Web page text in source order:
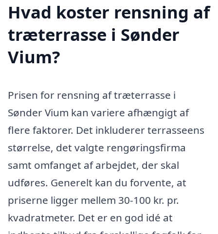
Hvad koster rensning af
træterrasse i Sønder
Vium?
Prisen for rensning af træterrasse i
Sønder Vium kan variere afhængigt af
flere faktorer. Det inkluderer terrasseens
størrelse, det valgte rengøringsfirma
samt omfanget af arbejdet, der skal
udføres. Generelt kan du forvente, at
priserne ligger mellem 30-100 kr. pr.
kvadratmeter. Det er en god idé at